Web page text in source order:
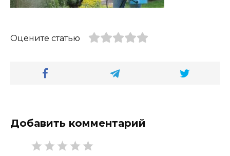
Оцените статью
Добавить комментарий